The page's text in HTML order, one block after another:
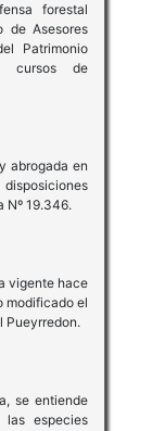
forestal
de Asesores
Patrimonio
cursos de
abrogada en
Nº 19.346.
vigente hace
modificado el
Pueyrredon.
se entiende
especies